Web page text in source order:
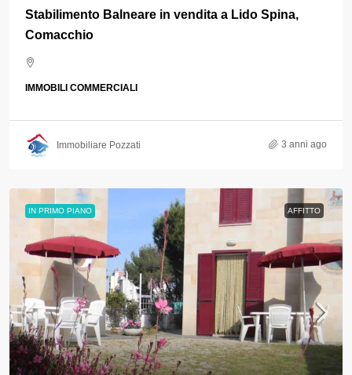
Stabilimento Balneare in vendita a Lido Spina,
Comacchio
IMMOBILI COMMERCIALI
Immobiliare Pozzati 3 anni ago
IN PRIMO PIANO AFFITTO